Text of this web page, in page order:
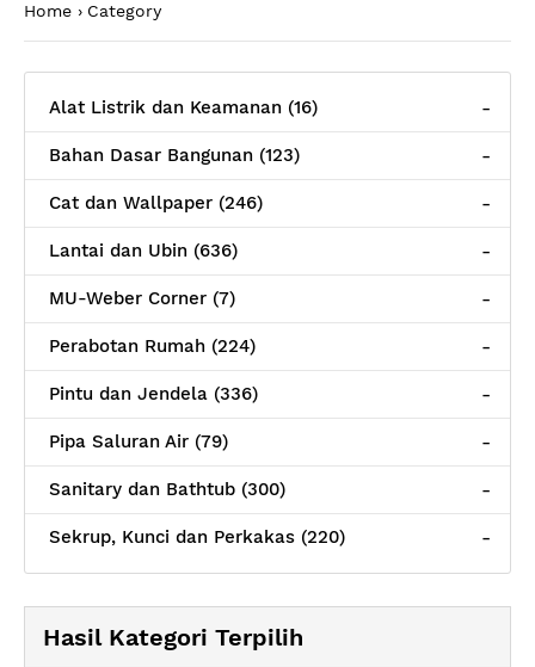
Home Category
Alat Listrik dan Keamanan (16) -
Bahan Dasar Bangunan (123) -
Cat dan Wallpaper (246) -
Lantai dan Ubin (636) -
MU-Weber Corner (7) -
Perabotan Rumah (224) -
Pintu dan Jendela (336) -
Pipa Saluran Air (79) -
Sanitary dan Bathtub (300) -
Sekrup, Kunci dan Perkakas (220) -
Hasil Kategori Terpilih